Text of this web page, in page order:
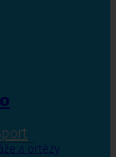
a ortézy